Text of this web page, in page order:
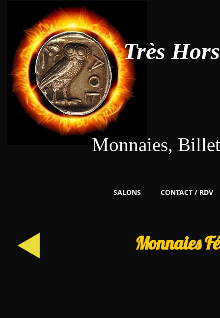
Très
Monnaies,
SALONS CONTACT / RDV
Monnaies